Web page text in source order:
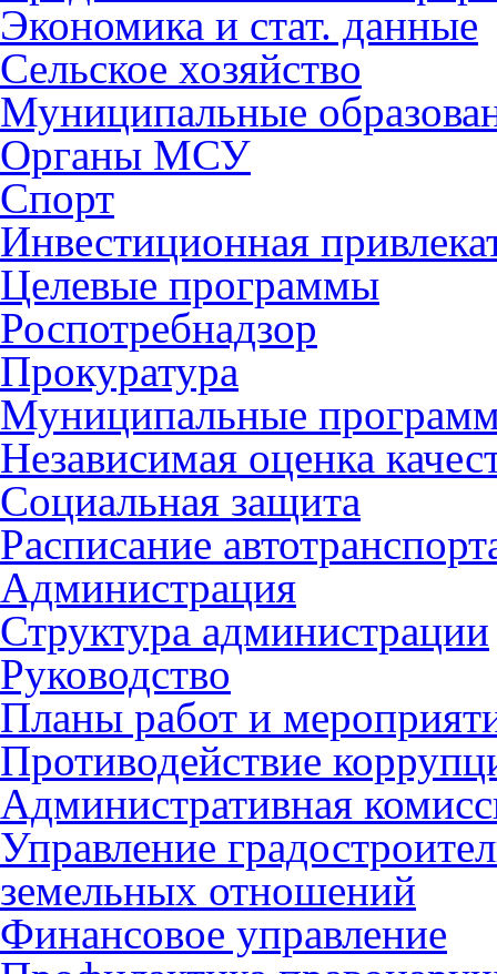
Экономика и стат. данные
Сельское хозяйство
Муниципальные
Органы МСУ
Спорт
Инвестиционная
Целевые программы
Роспотребнадзор
Прокуратура
Муниципальные
Независимая оценка
Социальная защита
Расписание
Администрация
Структура администрации
Руководство
Планы работ и
Противодействие
Административная
Управление
земельных отношений
Финансовое управление